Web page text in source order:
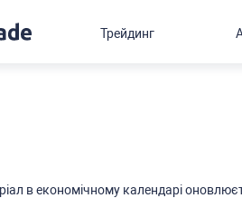
в економічному календарі
Трейдинг